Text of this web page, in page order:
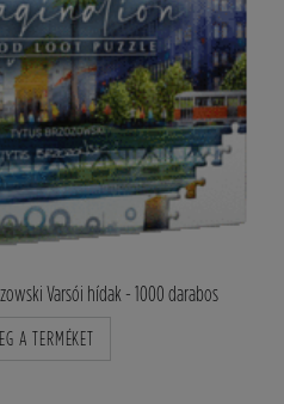
Varsói hídak - 1000 darabos
A TERMÉKET